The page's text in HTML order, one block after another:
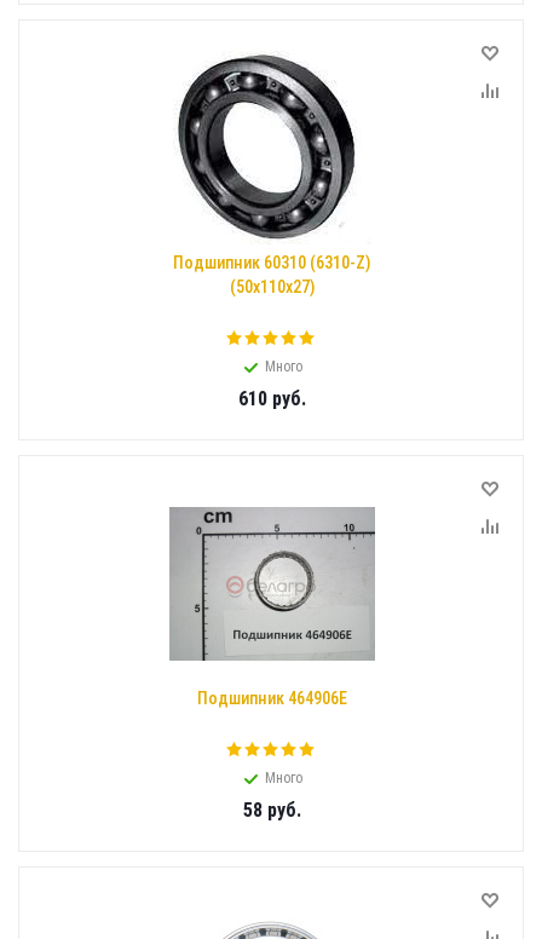
Подшипник 60310 (6310-Z)
(50x110x27)
Много
610руб.
Подшипник 464906Е
Много
58руб.